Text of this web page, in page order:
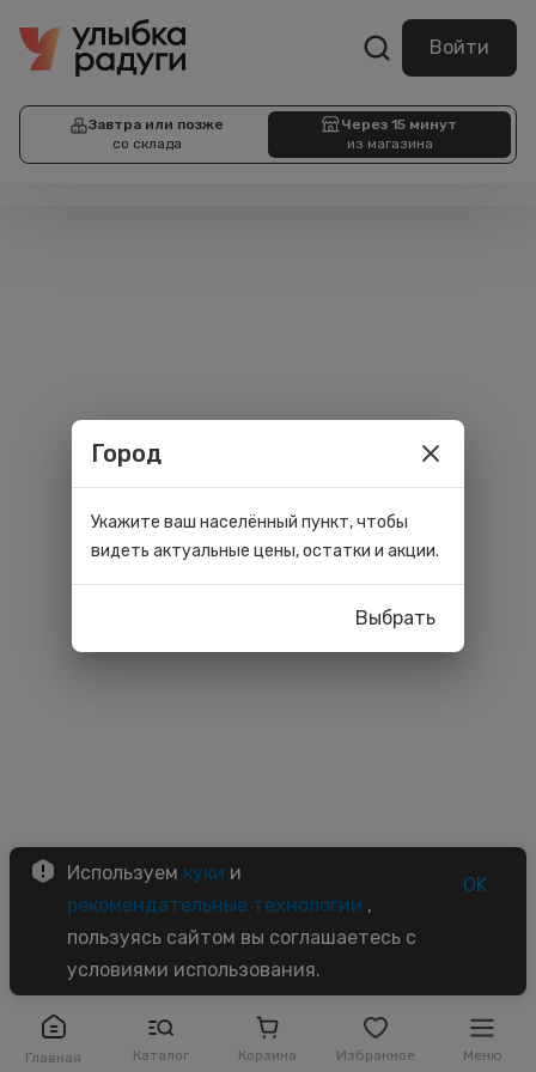
Войти
Завтра или позже
со склада
Через 15 минут
из магазина
Главная Каталог Корзина Избранное Меню
Используем куки и
рекомендательные технологии ,
пользуясь сайтом вы соглашаетесь с
условиями использования.
OK
Город
Укажите ваш населённый пункт, чтобы
видеть актуальные цены, остатки и акции.
Выбрать